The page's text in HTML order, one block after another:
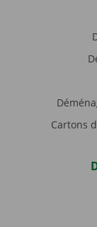
Cartons